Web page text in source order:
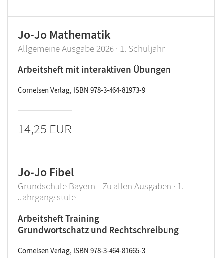
Jo-Jo Mathematik
Allgemeine Ausgabe 2026 · 1. Schuljahr
Arbeitsheft mit interaktiven Übungen
Cornelsen Verlag, ISBN 978-3-464-81973-9
14,25 EUR
Jo-Jo Fibel
Grundschule Bayern - Zu allen Ausgaben · 1.
Jahrgangsstufe
Arbeitsheft Training
Grundwortschatz und Rechtschreibung
Cornelsen Verlag, ISBN 978-3-464-81665-3